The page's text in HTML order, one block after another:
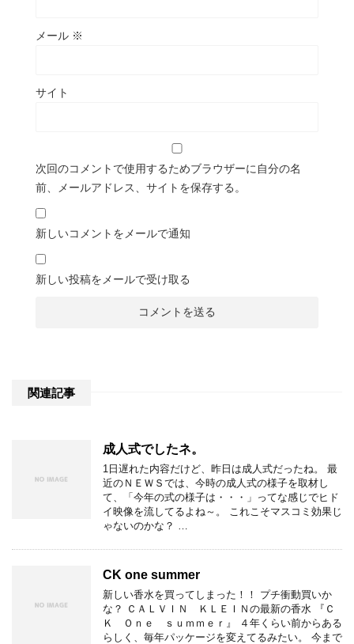
メール ※
サイト
次回のコメントで使用するためブラウザーに自分の名
前、メールアドレス、サイトを保存する。
新しいコメントをメールで通知
新しい投稿をメールで受け取る
関連記事
成人式でしたネ。
1日遅れた内容だけど、昨日は成人式だったね。 最
近のＮＥＷＳでは、今時の成人式の様子を取材し
て、「今年の式の様子は・・・」ってな感じでヒド
イ映像を流してるよね～。 これこそマスコミ効果じ
ゃないのかな？ …
CK one summer
新しい香水を買ってしまった！！ プチ衝動買いか
な？ ＣＡＬＶＩＮ ＫＬＥＩＮの最新の香水 『Ｃ
Ｋ Ｏｎｅ ｓｕｍｍｅｒ』 ４年くらい前からある
らしく、毎年パッケージを変えてるみたい。 今まで